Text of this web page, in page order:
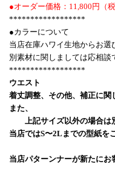
●オーダー価格：11,800円（税
******************
●カラーについて
当店在庫ハワイ生地からお選
別素材に関しましては応相談
******************
ウエスト
着丈調整、その他、補正に
また、
上記サイズ以外の場合は
当店ではS〜2Lまでの型紙を
当店パターンナーが新たに